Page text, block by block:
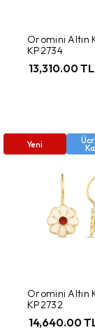
Oromini Altın
KP2734
13,310.00 TL
Yeni
Oromini Altın
KP2732
14,640.00